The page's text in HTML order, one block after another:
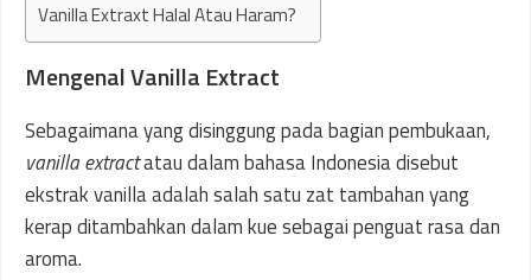
Vanilla Extraxt Halal Atau Haram?
Mengenal Vanilla Extract
Sebagaimana yang disinggung pada bagian pembukaan,
vanilla extractatau dalam bahasa Indonesia disebut
ekstrak vanilla adalah salah satu zat tambahan yang
kerap ditambahkan dalam kue sebagai penguat rasa dan
aroma.